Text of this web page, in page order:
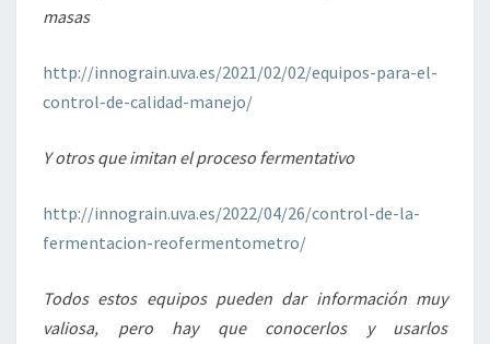
masas
http://innograin.uva.es/2021/02/02/equipos-para-el-
control-de-calidad-manejo/
Y otros que imitan el proceso fermentativo
http://innograin.uva.es/2022/04/26/control-de-la-
fermentacion-reofermentometro/
Todos estos equipos pueden dar información muy
valiosa, pero hay que conocerlos y usarlos